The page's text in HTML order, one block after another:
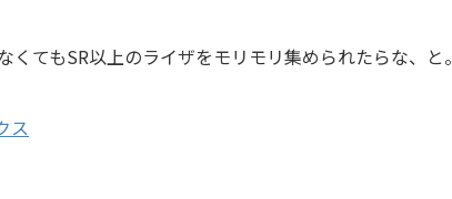
くてもSR以上のライザをモリモリ集められたらな、と。
ス